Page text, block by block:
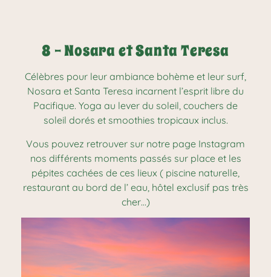
8 - Nosara et Santa Teresa
Célèbres pour leur ambiance bohème et leur surf,
Nosara et Santa Teresa incarnent l’esprit libre du
Pacifique. Yoga au lever du soleil, couchers de
soleil dorés et smoothies tropicaux inclus.
Vous pouvez retrouver sur notre page Instagram
nos différents moments passés sur place et les
pépites cachées de ces lieux ( piscine naturelle,
restaurant au bord de l’ eau, hôtel exclusif pas très
cher…)